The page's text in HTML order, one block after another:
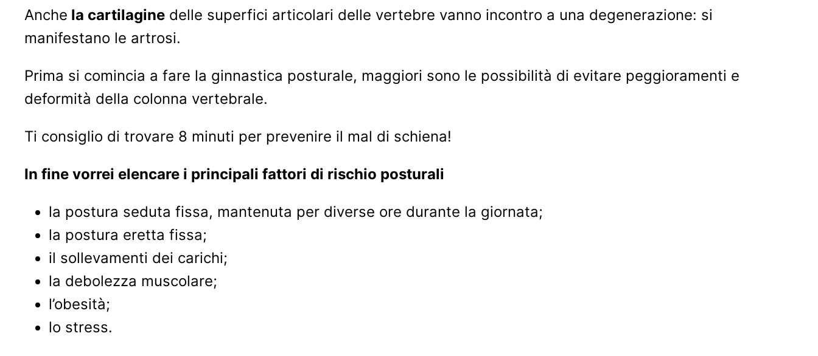
Anche la cartilagine delle superfici articolari delle vertebre vanno incontro a una degenerazione: si
manifestano le artrosi.
Prima si comincia a fare la ginnastica posturale, maggiori sono le possibilità di evitare peggioramenti e
deformità della colonna vertebrale.
Ti consiglio di trovare 8 minuti per prevenire il mal di schiena!
In fine vorrei elencare i principali fattori di rischio posturali
la postura seduta fissa, mantenuta per diverse ore durante la giornata;
la postura eretta fissa;
il sollevamenti dei carichi;
la debolezza muscolare;
l’obesità;
lo stress.